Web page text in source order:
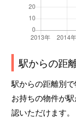
駅からの距
駅からの距離別
お持ちの物件が
認いただけます。